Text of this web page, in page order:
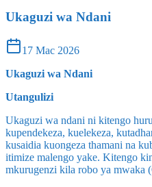
Ukaguzi wa Ndani
17 Mac 2026
Ukaguzi wa Ndani
Utangulizi
Ukaguzi wa ndani ni kitengo
kupendekeza, kuelekeza,
kusaidia kuongeza thamani na
itimize malengo yake. Kitengo
mkurugenzi kila robo ya mwaka